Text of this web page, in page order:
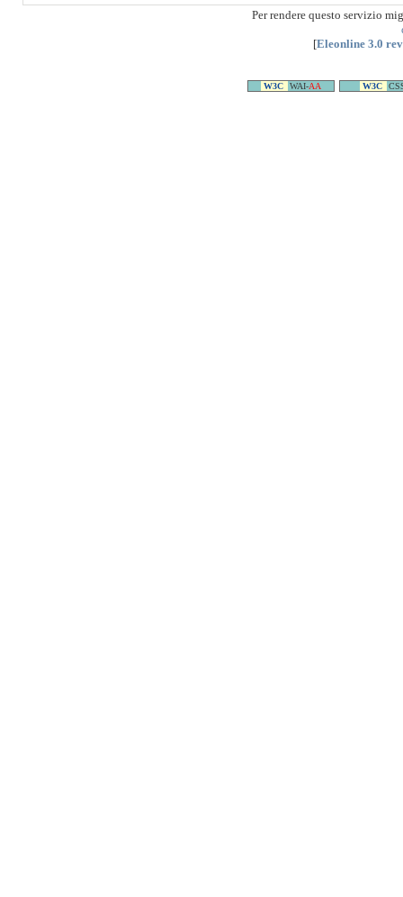
Per rendere questo servizio
[Eleonline 3.0
W3C WAI-AA W3C